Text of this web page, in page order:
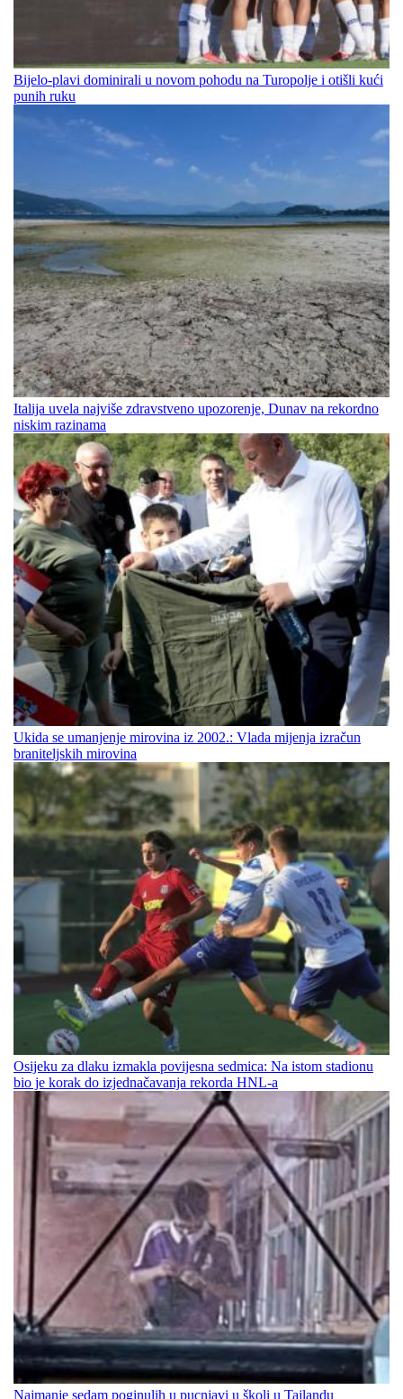
Bijelo-plavi dominirali u novom pohodu na Turopolje i otišli kući
punih ruku
Italija uvela najviše zdravstveno upozorenje, Dunav na rekordno
niskim razinama
Ukida se umanjenje mirovina iz 2002.: Vlada mijenja izračun
braniteljskih mirovina
Osijeku za dlaku izmakla povijesna sedmica: Na istom stadionu
bio je korak do izjednačavanja rekorda HNL-a
Najmanje sedam poginulih u pucnjavi u školi u Tajlandu